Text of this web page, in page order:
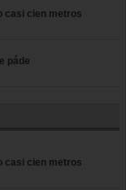
casi cien metros
páde
casi cien metros